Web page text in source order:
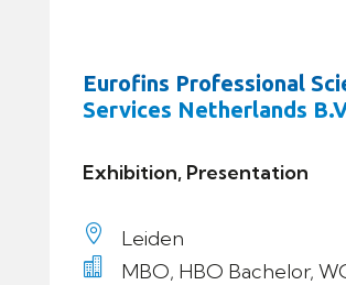
Eurofins Professional
Services Netherlands
Exhibition, Presentation
 Leiden

MBO, HBO Bachelor,